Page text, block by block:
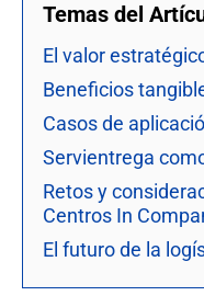
Temas del
El valor
Beneficios
Casos de
Servientrega
Retos y
Centros In
El futuro de la